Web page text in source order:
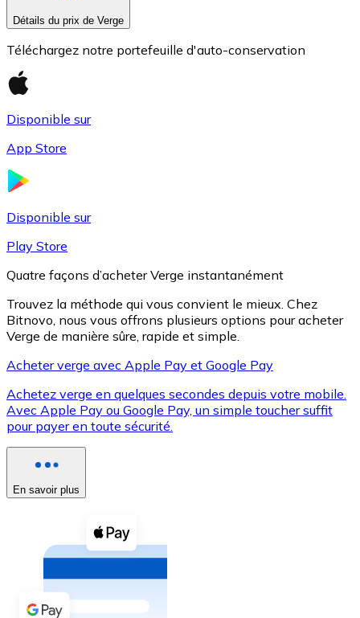
XRP
XRP
Voir toutes
Coupons crypto
Achetez des cryptomonnaies en espèces et d'autres
Acheter avec espèces
Virement SEPA
Détails du prix de Verge
Téléchargez notre portefeuille d'auto-conservation
Disponible sur
App Store
Disponible sur
Play Store
Quatre façons d’acheter Verge instantanément
Trouvez la méthode qui vous convient le mieux. Chez
Bitnovo, nous vous offrons plusieurs options pour acheter
Verge de manière sûre, rapide et simple.
Acheter verge avec Apple Pay et Google Pay
Achetez verge en quelques secondes depuis votre mobile.
Avec Apple Pay ou Google Pay, un simple toucher suffit
pour payer en toute sécurité.
En savoir plus